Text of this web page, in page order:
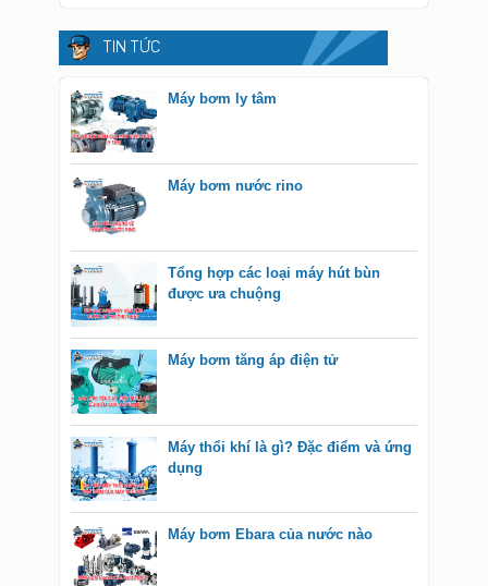
TIN TỨC
Máy bơm ly tâm
Máy bơm nước rino
Tổng hợp các loại máy hút bùn
được ưa chuộng
Máy bơm tăng áp điện tử
Máy thổi khí là gì? Đặc điểm và ứng
dụng
Máy bơm Ebara của nước nào